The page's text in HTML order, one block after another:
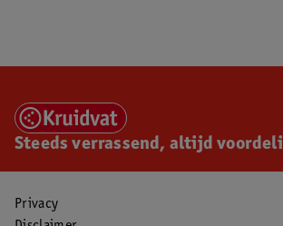
Steeds verrassend, altijd
Privacy